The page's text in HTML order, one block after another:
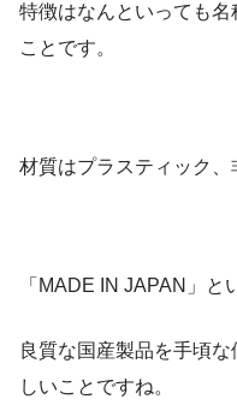
特徴はなんといっても
ことです。
材質はプラスティック、
「MADE IN JAPAN」と
良質な国産製品を手頃
しいことですね。